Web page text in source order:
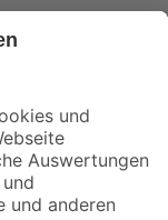
verpassen!